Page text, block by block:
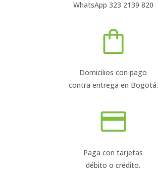
WhatsApp 323 2139 820
Domicilios con pago
contra entrega en Bogotá.
Paga con tarjetas
débito o crédito.